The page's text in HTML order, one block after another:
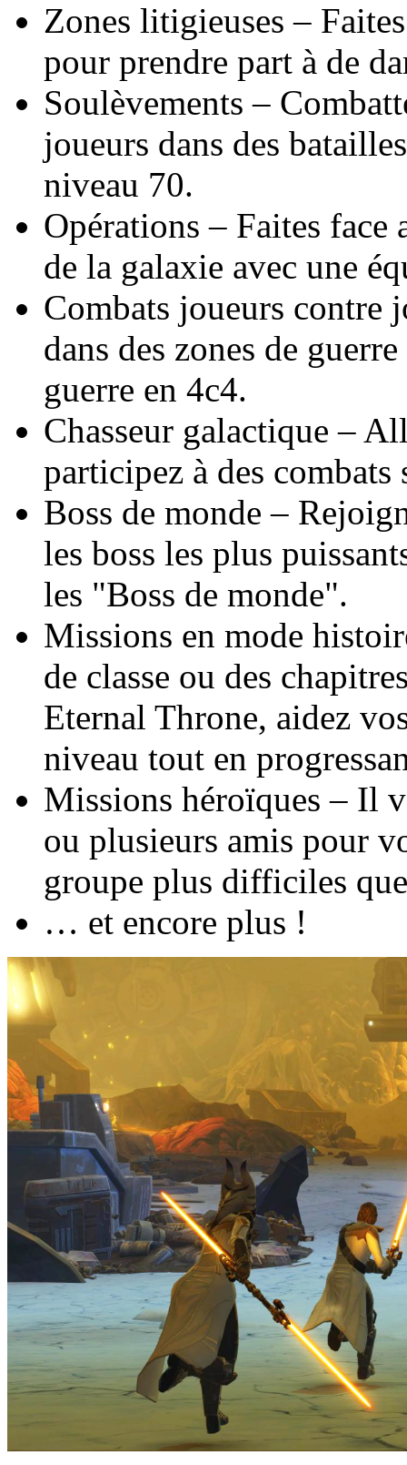
Zones litigieuses –
pour prendre part à de
Soulèvements –
joueurs dans des
niveau 70.
Opérations – Faites face
de la galaxie avec une
Combats joueurs contre
dans des zones de
guerre en 4c4.
Chasseur galactique –
participez à des
Boss de monde –
les boss les plus
les "Boss de monde".
Missions en mode
de classe ou des
Eternal Throne, aidez
niveau tout en
Missions héroïques – Il
ou plusieurs amis pour
groupe plus difficiles
… et encore plus !